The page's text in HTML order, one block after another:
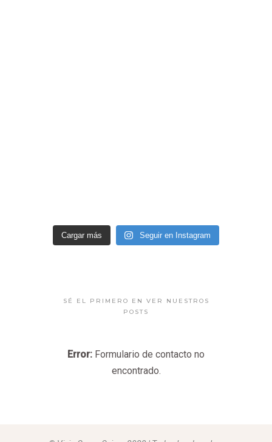
Cargar más Seguir en Instagram
SÉ EL PRIMERO EN VER NUESTROS
POSTS
Error: Formulario de contacto no
encontrado.